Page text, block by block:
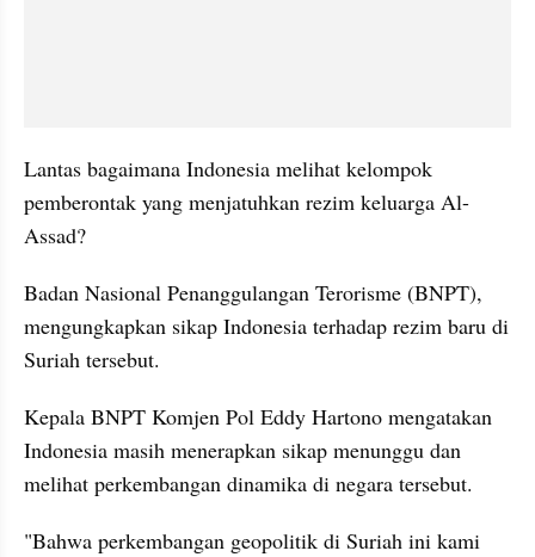
Lantas bagaimana Indonesia melihat kelompok
pemberontak yang menjatuhkan rezim keluarga Al-
Assad?
Badan Nasional Penanggulangan Terorisme (BNPT),
mengungkapkan sikap Indonesia terhadap rezim baru di
Suriah tersebut.
Kepala BNPT Komjen Pol Eddy Hartono mengatakan
Indonesia masih menerapkan sikap menunggu dan
melihat perkembangan dinamika di negara tersebut.
"Bahwa perkembangan geopolitik di Suriah ini kami